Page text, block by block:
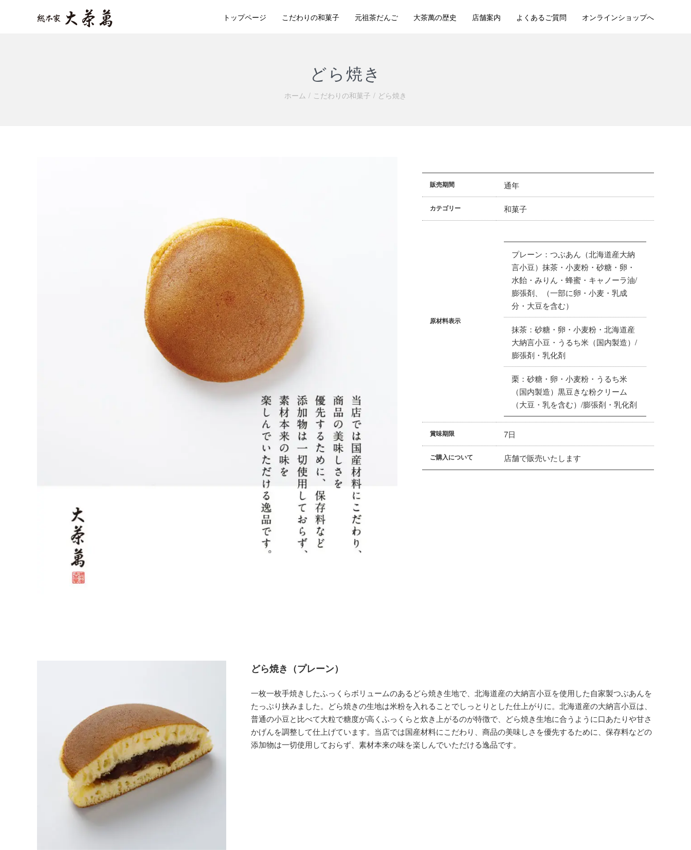
トップページ こだわりの和菓子 元祖茶だんご 大茶萬の歴史 店舗案内 よくあるご質問 オンラインショップへ
どら焼き
ホーム こだわりの和菓子 どら焼き
販売期間 通年
カテゴリー 和菓子
原材料表示
プレーン：つぶあん（北海道産大納
言小豆）抹茶・小麦粉・砂糖・卵・
水飴・みりん・蜂蜜・キャノーラ油/
膨張剤、（一部に卵・小麦・乳成
分・大豆を含む）
抹茶：砂糖・卵・小麦粉・北海道産
大納言小豆・うるち米（国内製造）/
膨張剤・乳化剤
栗：砂糖・卵・小麦粉・うるち米
（国内製造）黒豆きな粉クリーム
（大豆・乳を含む）/膨張剤・乳化剤
賞味期限 7日
ご購入について 店舗で販売いたします
どら焼き（プレーン）
一枚一枚手焼きしたふっくらボリュームのあるどら焼き生地で、北海道産の大納言小豆を使用した自家製つぶあんを
たっぷり挟みました。どら焼きの生地は米粉を入れることでしっとりとした仕上がりに。北海道産の大納言小豆は
普通の小豆と比べて大粒で糖度が高くふっくらと炊き上がるのが特徴で、どら焼き生地に合うように口あたりや甘さ
かげんを調整して仕上げています。当店では国産材料にこだわり、商品の美味しさを優先するために、保存料などの
添加物は一切使用しておらず、素材本来の味を楽しんでいただける逸品です。